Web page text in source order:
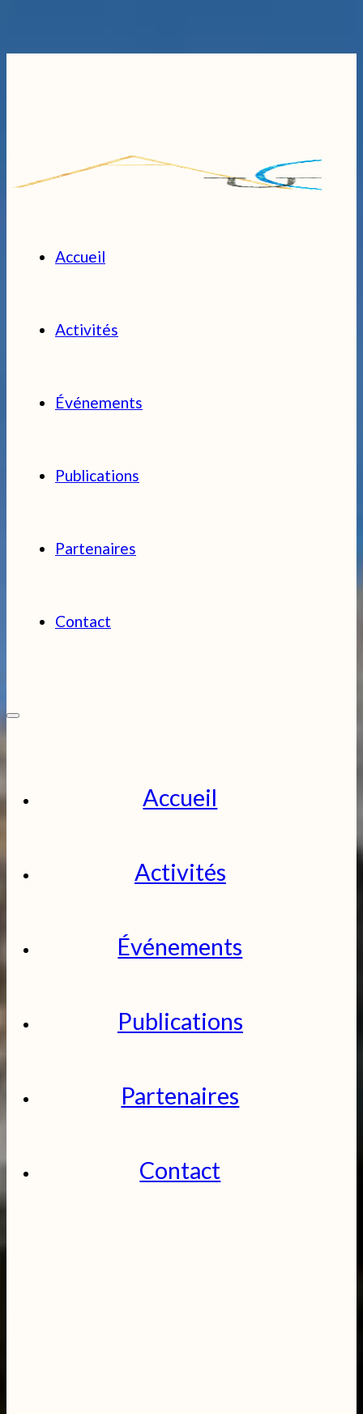
Accueil
Activités
Événements
Publications
Partenaires
Contact
Accueil
Activités
Événements
Publications
Partenaires
Contact